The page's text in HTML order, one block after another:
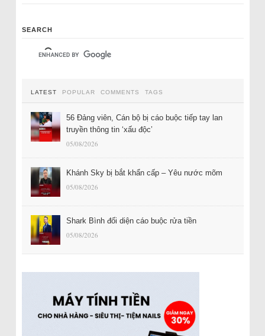
SEARCH
LATEST POPULAR COMMENTS TAGS
56 Đảng viên, Cán bộ bị cáo buộc tiếp tay lan
truyền thông tin ‘xấu độc’
05/08/2026
Khánh Sky bị bắt khẩn cấp – Yêu nước mõm
05/08/2026
Shark Bình đối diện cáo buộc rửa tiền
05/08/2026